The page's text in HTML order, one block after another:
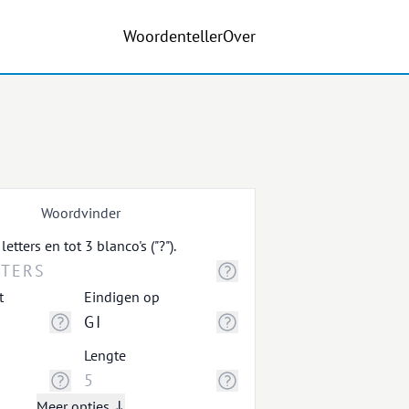
WoordentellerOver
Woordvinder
en tot 3 blanco's ("?").
Eindigen op
Lengte